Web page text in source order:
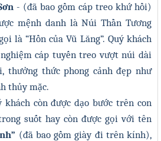
- (đã bao gồm cáp treo khứ hồi)
mệnh danh là Núi Thần Tương
là “Hồn của Vũ Lăng”. Quý khách
cáp tuyến treo vượt núi dài
thưởng thức phong cảnh đẹp như
thủy mặc.
khách còn được dạo bước trên con
suốt hay còn được gọi với tên
(đã bao gồm giày đi trên kính),